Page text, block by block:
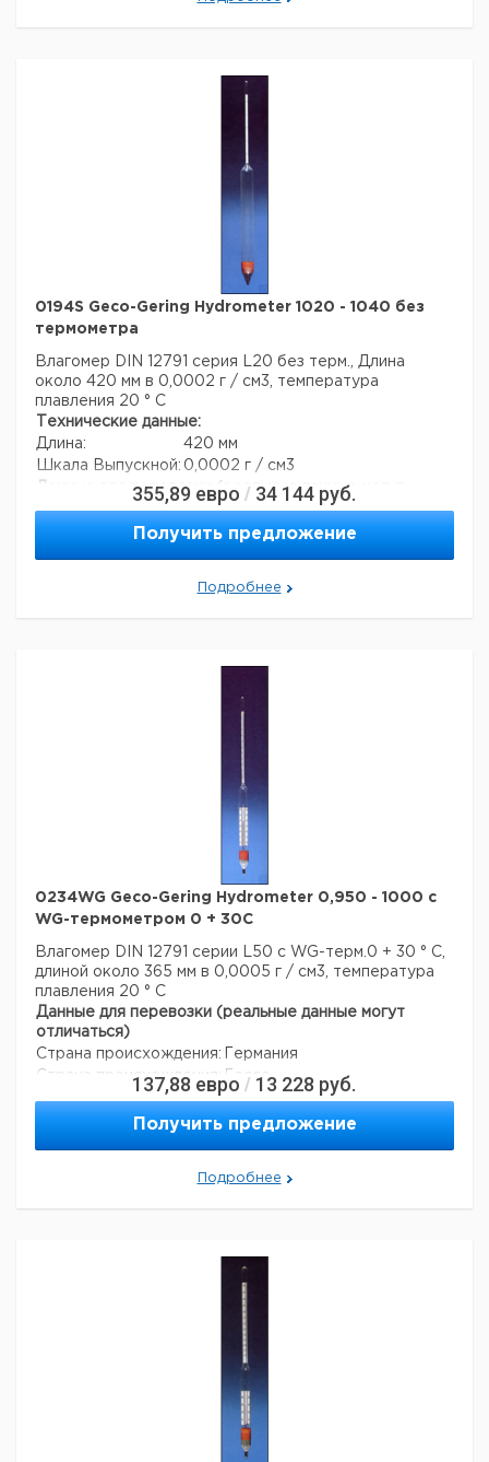
Темп. режим хранения:
10-50
0194S Geco-Gering Hydrometer 1020 - 1040 без
термометра
Влагомер DIN 12791 серия L20 без терм., Длина
около 420 мм в 0,0002 г / см3, температура
плавления 20 ° C
Технические данные:
Длина:
420 мм
Шкала Выпускной: 0,0002 г / см3
Данные для перевозки (реальные данные могут
Страна происхождения:
Германия
Темп. режим хранения:
10-50
355,89 евро / 34 144 руб.
Получить предложение
Подробнее
0234WG Geco-Gering Hydrometer 0,950 - 1000 с
WG-термометром 0 + 30C
Влагомер DIN 12791 серии L50 с WG-терм.0 + 30 ° C,
длиной около 365 мм в 0,0005 г / см3, температура
плавления 20 ° C
Данные для перевозки (реальные данные могут
отличаться)
Страна происхождения: Германия
Страна происхождения:
Гессе
137,88 евро / 13 228 руб.
Получить предложение
Подробнее